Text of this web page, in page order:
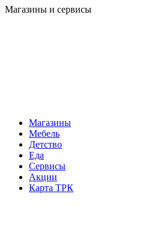
Магазины и сервисы
Магазины
Мебель
Детство
Еда
Сервисы
Акции
Карта ТРК